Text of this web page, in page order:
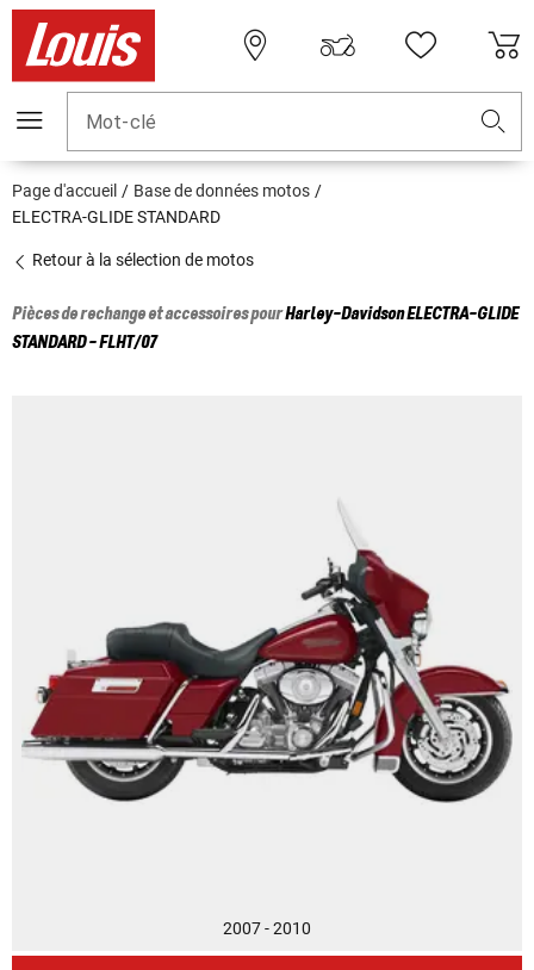
Mot-clé
Page d'accueil
Base de données motos
ELECTRA-GLIDE STANDARD
Retour à la sélection de motos
Pièces de rechange et accessoires pourHarley-DavidsonELECTRA-GLIDE
STANDARD - FLHT/07
2007 - 2010